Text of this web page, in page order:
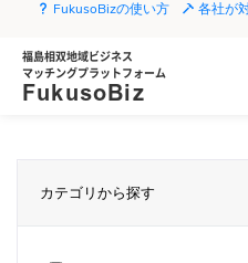
FukusoBizの使い方 各社が
福島相双地域ビジネス
マッチングプラットフォーム
FukusoBiz
カテゴリから探す